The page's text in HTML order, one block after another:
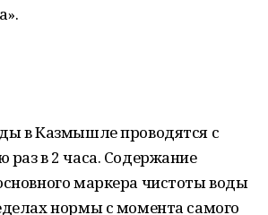
в Казмышле проводятся с
раз в 2 часа. Содержание
маркера чистоты воды
нормы с момента самого